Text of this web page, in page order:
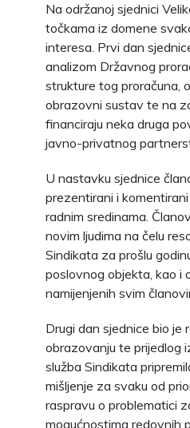
Na održanoj sjednici
točkama iz domene
interesa. Prvi dan
analizom Državnog
strukture tog proračuna,
obrazovni sustav te na
financiraju neka druga
javno-privatnog
U nastavku sjednice
prezentirani i
radnim sredinama.
novim ljudima na čelu
Sindikata za prošlu
poslovnog objekta, kao i
namijenjenih svim
Drugi dan sjednice bio
obrazovanju te prijedlog
služba Sindikata
mišljenje za svaku od
raspravu o problematici
mogućnostima redovnih